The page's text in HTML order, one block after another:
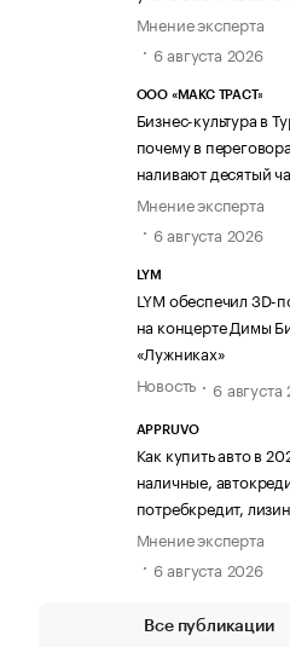
Мнение эксперта
6 августа 2026
ООО «МАКС ТРАСТ»
Бизнес-культура в
почему в
наливают десятый
Мнение эксперта
6 августа 2026
LYM
LYM обеспечил 3D-
на концерте Димы
«Лужниках»
Новость
6 августа
APPRUVO
Как купить авто в
наличные,
потребкредит,
Мнение эксперта
6 августа 2026
Все публикации